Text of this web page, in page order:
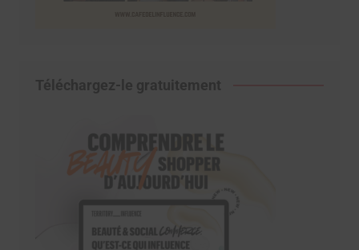
Téléchargez-le gratuitement